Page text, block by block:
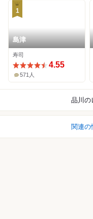
1
島津
寿司
4.55
571人
品川 の
関連の